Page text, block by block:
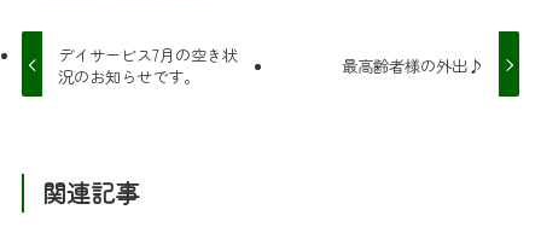
デイサービス7月の空き状
況のお知らせです。
最高齢者様の外出♪
関連記事